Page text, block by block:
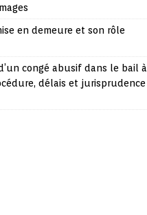
en demeure et son rôle
congé abusif dans le bail à
délais et jurisprudence